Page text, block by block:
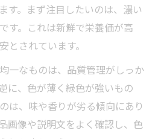
す。まず注目したいのは、濃い
す。これは新鮮で栄養価が高
とされています。
一なものは、品質管理がしっか
に、色が薄く緑色が強いもの
は、味や香りが劣る傾向にあり
画像や説明文をよく確認し、色